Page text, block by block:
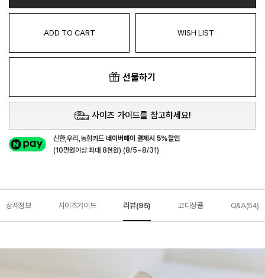
ADD TO CART WISH LIST
선물하기
사이즈 가이드를 참고하세요!
신한,우리,농협카드네이버페이 결제시 5%할인
(10만원이상 최대 8천원) (8/5~8/31)
상세정보 사이즈가이드 리뷰(95) 코디상품 Q&A(54)